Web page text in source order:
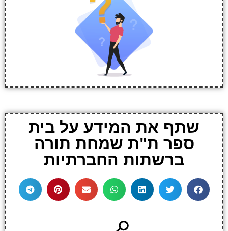
שתף את המידע על בית
ספר ת"ת שמחת תורה
ברשתות החברתיות